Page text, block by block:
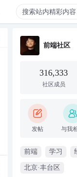
前端社区
316,333
社区成员
发帖 与我
前端 学习
北京·丰台区